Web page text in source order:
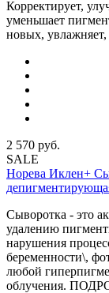
Корректирует,
уменьшает
новых, увлажняет,
2 570 руб.
SALE
Норева Иклен+
Сыворотка - это
удалению
нарушения
беременности\,
любой
облучения.